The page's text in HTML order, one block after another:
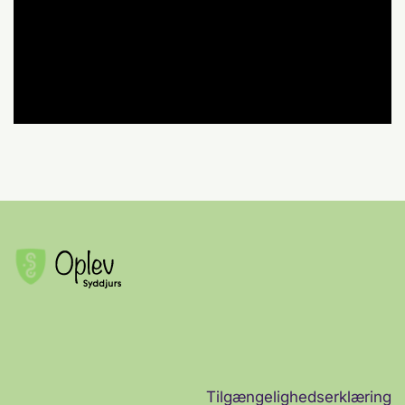
Tilgængelighedserklæring